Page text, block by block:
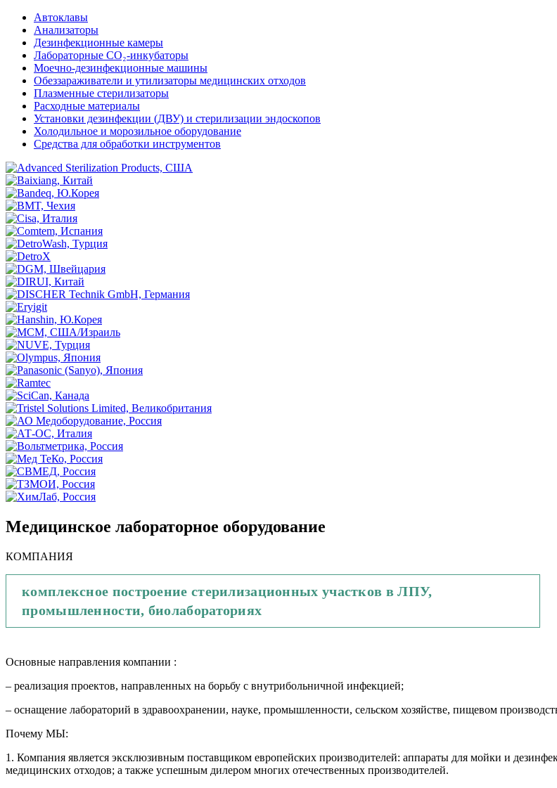
Автоклавы
Анализаторы
Дезинфекционные камеры
Лабораторные CO₂-инкубаторы
Моечно-дезинфекционные машины
Обеззараживатели и утилизаторы медицинских отходов
Плазменные стерилизаторы
Расходные материалы
Установки дезинфекции (ДВУ) и стерилизации эндоскопов
Холодильное и морозильное оборудование
Средства для обработки инструментов
Медицинское лабораторное оборудование
КОМПАНИЯ
комплексное построение стерилизационных участков в ЛПУ,
промышленности, биолабораториях
Основные направления компании :
– реализация проектов, направленных на борьбу с внутрибольничной инфекцией;
– оснащение лабораторий в здравоохранении, науке, промышленности, сельском хозяйстве, пищевом
Почему МЫ:
1. Компания является эксклюзивным поставщиком европейских производителей: аппараты для мойки и
медицинских отходов; а также успешным дилером многих отечественных производителей.